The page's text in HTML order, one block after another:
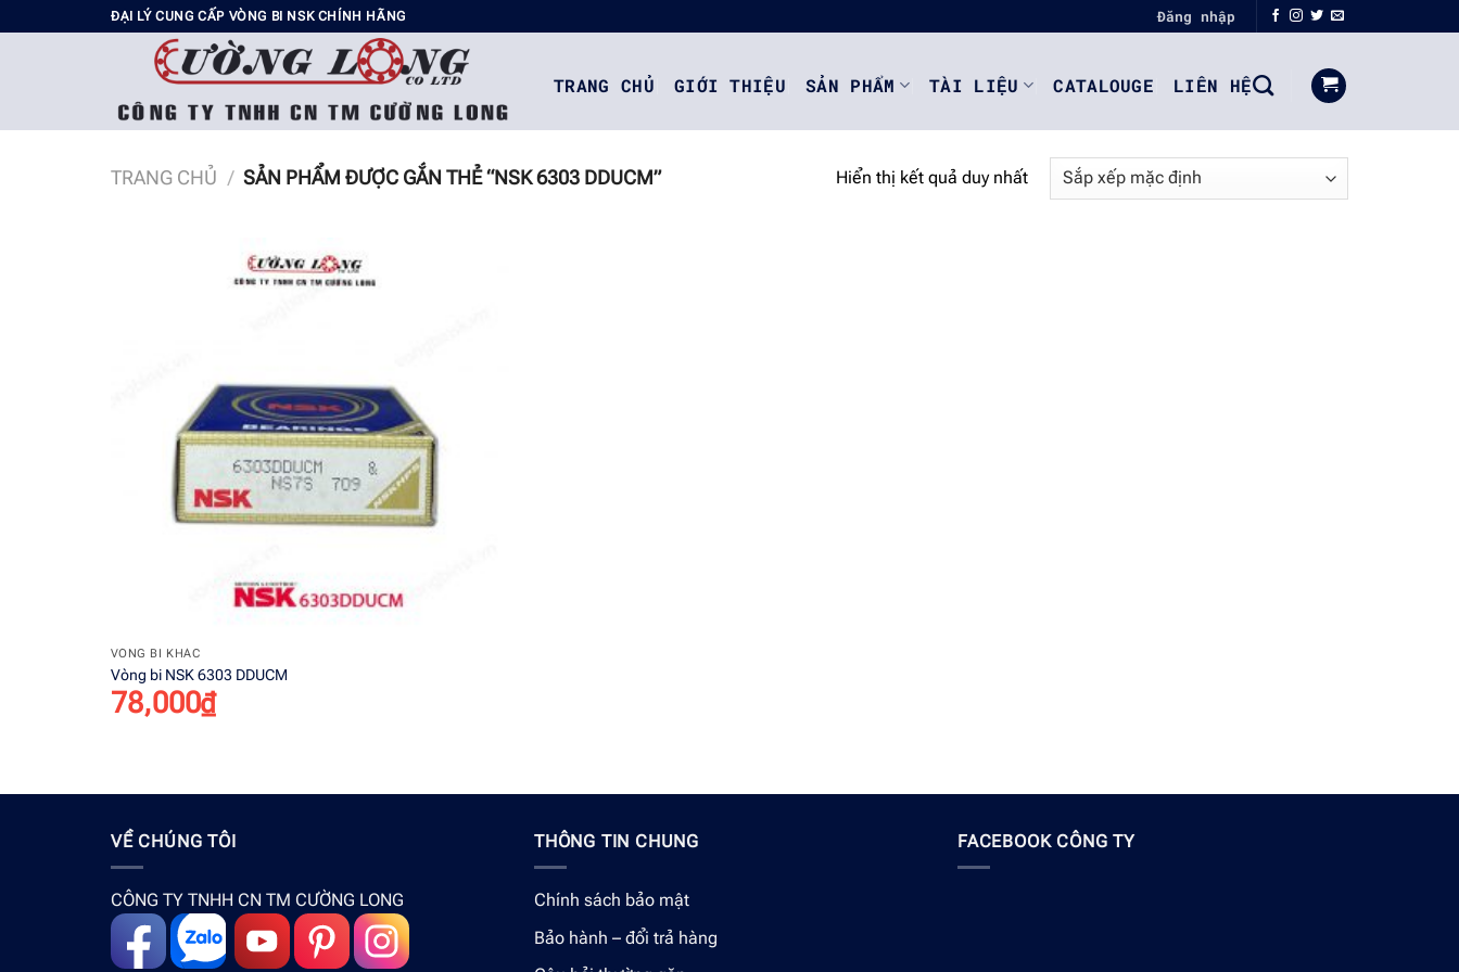
đến
ĐẠI LÝ CUNG CẤP VÒNG BI NSK CHÍNH HÃNG Đăng nhập
TRANG CHỦ GIỚI THIỆU SẢN PHẨM TÀI LIỆU CATALOUGE LIÊN HỆ
TRANG CHỦ / SẢN PHẨM ĐƯỢC GẮN THẺ “NSK 6303 DDUCM” Hiển thị kết quả duy nhất
VÒNG BI KHÁC
Vòng bi NSK 6303 DDUCM
78,000₫
VỀ CHÚNG TÔI
CÔNG TY TNHH CN TM CƯỜNG LONG
THÔNG TIN CHUNG
Chính sách bảo mật
Bảo hành – đổi trả hàng
FACEBOOK CÔNG TY